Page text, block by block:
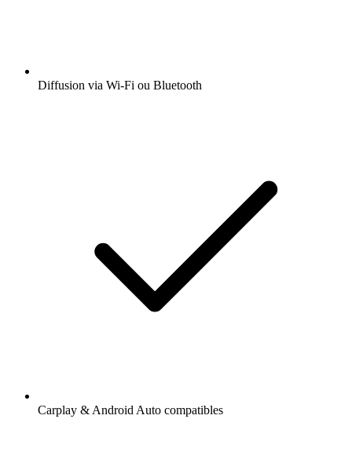
Diffusion via Wi-Fi ou Bluetooth
Carplay & Android Auto compatibles